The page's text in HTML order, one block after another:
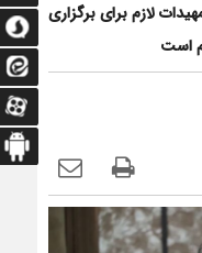
لازم برای برگزاری
است